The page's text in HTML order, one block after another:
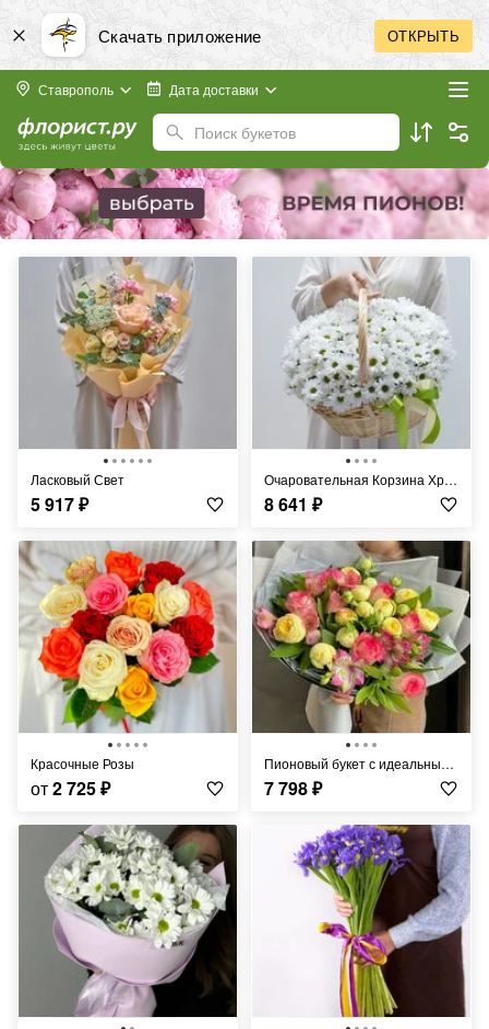
Скачать приложение ОТКРЫТЬ
Ставрополь Дата доставки
Поиск букетов
Ласковый Свет
5 917₽
Очаровательная Корзина Хризантем
8 641 ₽
Красочные Розы
от2 725₽
Пионовый букет с идеальными розами свежайшее поступление
7 798₽